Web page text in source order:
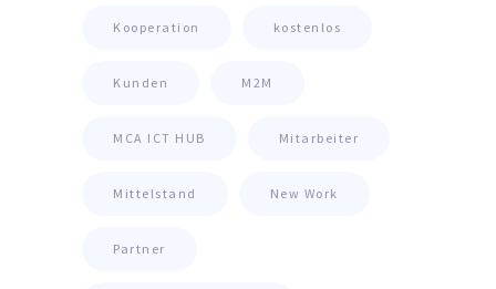
Kooperation kostenlos
Kunden M2M
MCA ICT HUB Mitarbeiter
Mittelstand New Work
Partner